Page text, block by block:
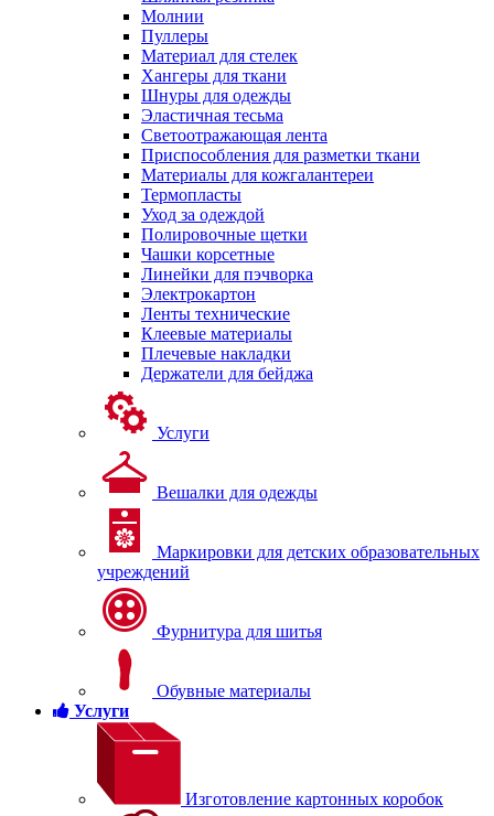
Молнии
Пуллеры
Материал для стелек
Хангеры для ткани
Шнуры для одежды
Эластичная тесьма
Светоотражающая лента
Приспособления для разметки ткани
Материалы для кожгалантереи
Термопласты
Уход за одеждой
Полировочные щетки
Чашки корсетные
Линейки для пэчворка
Электрокартон
Ленты технические
Клеевые материалы
Плечевые накладки
Держатели для бейджа
Услуги
Вешалки для одежды
Маркировки для детских образовательных
учреждений
Фурнитура для шитья
Обувные материалы
Услуги
Изготовление картонных коробок